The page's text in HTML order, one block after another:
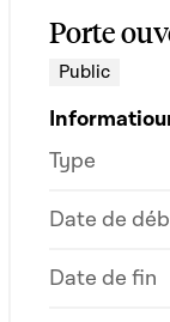
Porte
Public
Type
Date de
Date de fin